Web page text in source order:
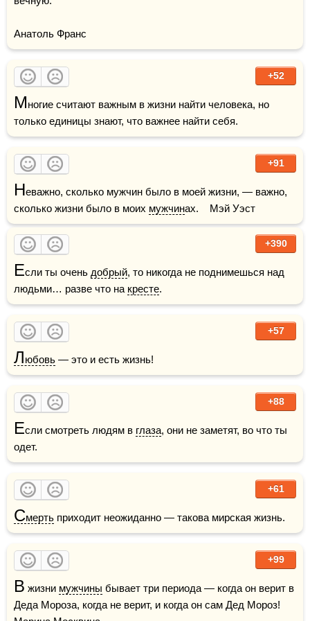
Анатоль Франс
+52
Многие считают важным в жизни найти человека, но
только единицы знают, что важнее найти себя.
+91
Неважно, сколько мужчин было в моей жизни, — важно,
сколько жизни было в моих мужчинах.    Мэй Уэст
+390
Если ты очень добрый, то никогда не поднимешься над
людьми… разве что на кресте.
+57
Любовь — это и есть жизнь!
+88
Если смотреть людям в глаза, они не заметят, во что ты
одет.
+61
Смерть приходит неожиданно — такова мирская жизнь.
+99
В жизни мужчины бывает три периода — когда он верит в
Деда Мороза, когда не верит, и когда он сам Дед Мороз!